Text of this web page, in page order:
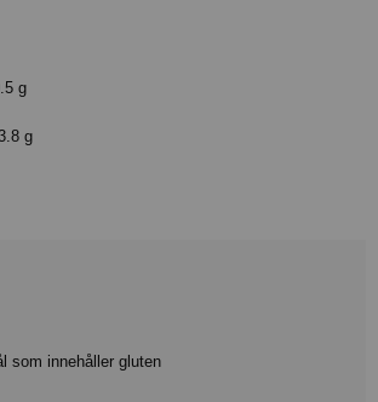
g
g
som innehåller gluten